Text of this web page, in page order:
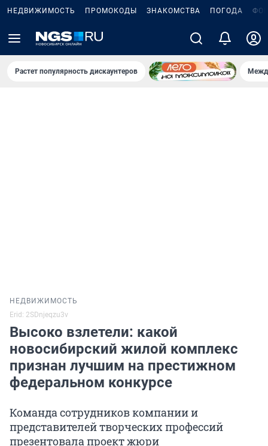
НЕДВИЖИМОСТЬ ПРОМОКОДЫ ЗНАКОМСТВА ПОГОДА
Растет популярность дискаунтеров
НЕДВИЖИМОСТЬ
Erid: 2SDnjeqzu3v
Высоко взлетели: какой
новосибирский жилой комплекс
признан лучшим на престижном
федеральном конкурсе
Команда сотрудников компании и
представителей творческих профессий
презентовала проект жюри